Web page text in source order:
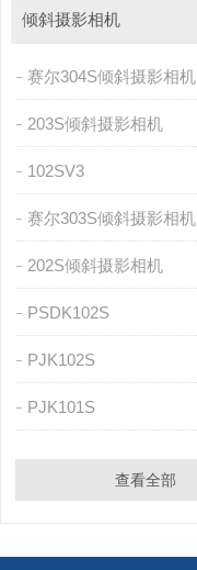
倾斜摄影相机
赛尔304S倾斜摄影相机
203S倾斜摄影相机
102SV3
赛尔303S倾斜摄影相机
202S倾斜摄影相机
PSDK102S
PJK102S
PJK101S
查看全部